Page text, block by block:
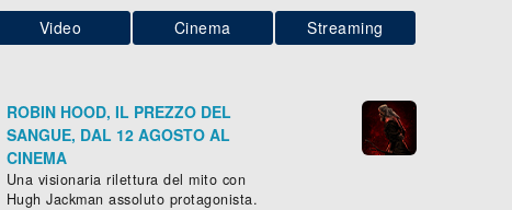
Video Cinema Streaming
ROBIN HOOD, IL PREZZO DEL
SANGUE, DAL 12 AGOSTO AL
CINEMA
Una visionaria rilettura del mito con
Hugh Jackman assoluto protagonista.